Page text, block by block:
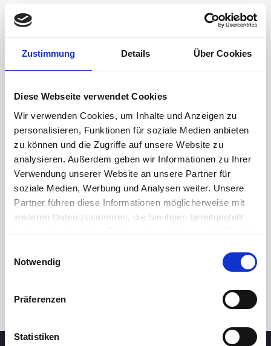
Zustimmung Details Über Cookies
Diese Webseite verwendet Cookies
Wir verwenden Cookies, um Inhalte und Anzeigen zu
personalisieren, Funktionen für soziale Medien anbieten
zu können und die Zugriffe auf unsere Website zu
analysieren. Außerdem geben wir Informationen zu Ihrer
Verwendung unserer Website an unsere Partner für
soziale Medien, Werbung und Analysen weiter. Unsere
Partner führen diese Informationen möglicherweise mit
weiteren Daten zusammen, die Sie ihnen bereitgestellt
haben oder die sie im Rahmen Ihrer Nutzung der Dienste
Notwendig
Präferenzen
Statistiken
24.80
25.00
25.20
7 May 2026 23 June 2026 6 August 2026
24h 7d 1m 3m 1y 5y